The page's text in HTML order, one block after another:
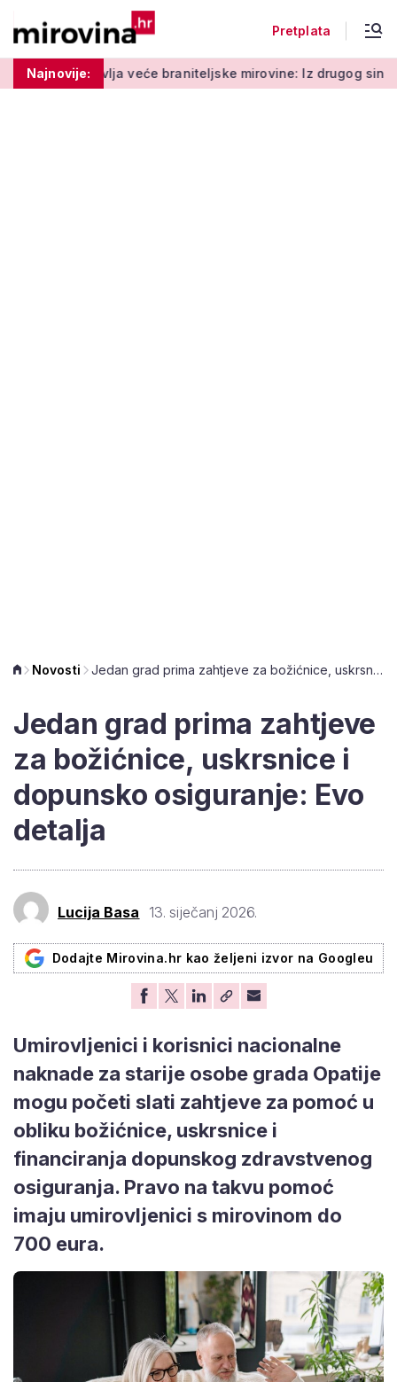
Pretplata
Najnovije:
veće braniteljske mirovine: Iz drugog sindikata niz kritika
Novosti Jedan grad prima zahtjeve za božićnice, uskrsnice i dopunsko osiguranje: Evo detalja
Jedan grad prima zahtjeve
za božićnice, uskrsnice i
dopunsko osiguranje: Evo
detalja
Lucija Basa 13. siječanj 2026.
Dodajte Mirovina.hr kao željeni izvor na Googleu
Umirovljenici i korisnici nacionalne
naknade za starije osobe grada Opatije
mogu početi slati zahtjeve za pomoć u
obliku božićnice, uskrsnice i
financiranja dopunskog zdravstvenog
osiguranja. Pravo na takvu pomoć
imaju umirovljenici s mirovinom do
700 eura.